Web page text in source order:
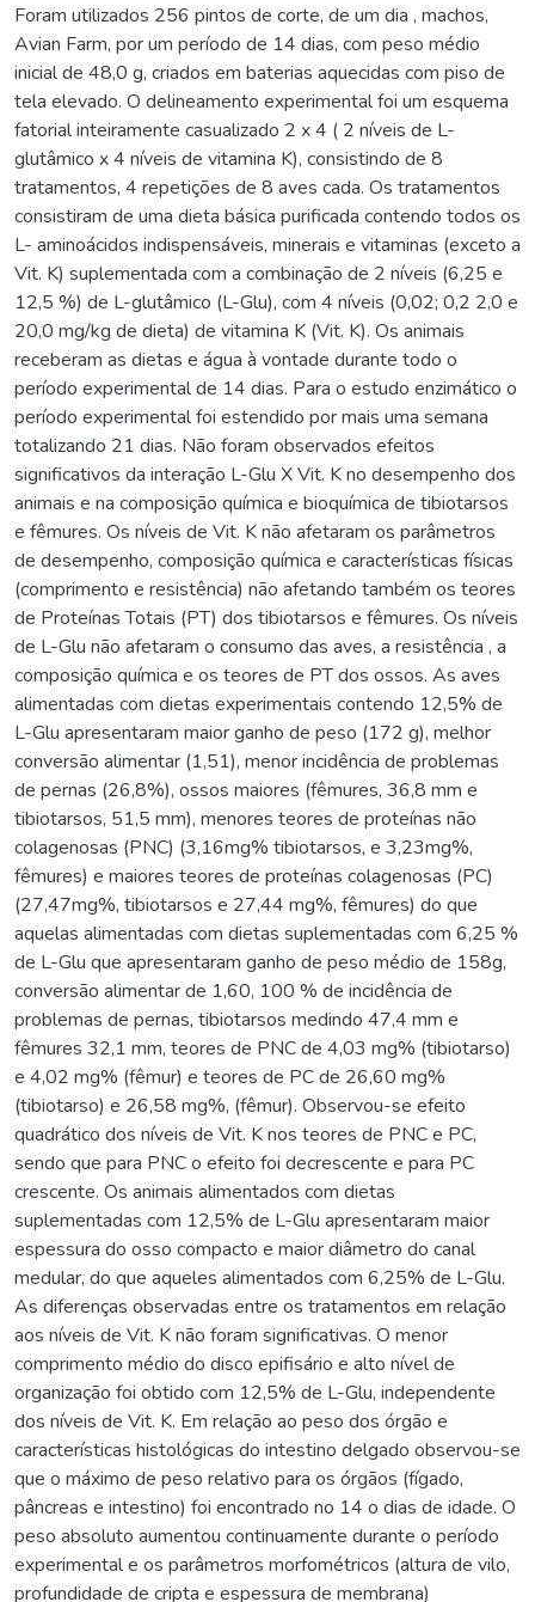
Foram utilizados 256 pintos de corte, de um dia , machos,
Avian Farm, por um período de 14 dias, com peso médio
inicial de 48,0 g, criados em baterias aquecidas com piso de
tela elevado. O delineamento experimental foi um esquema
fatorial inteiramente casualizado 2 x 4 ( 2 níveis de L-
glutâmico x 4 níveis de vitamina K), consistindo de 8
tratamentos, 4 repetições de 8 aves cada. Os tratamentos
consistiram de uma dieta básica purificada contendo todos os
L- aminoácidos indispensáveis, minerais e vitaminas (exceto a
Vit. K) suplementada com a combinação de 2 níveis (6,25 e
12,5 %) de L-glutâmico (L-Glu), com 4 níveis (0,02; 0,2 2,0 e
20,0 mg/kg de dieta) de vitamina K (Vit. K). Os animais
receberam as dietas e água à vontade durante todo o
período experimental de 14 dias. Para o estudo enzimático o
período experimental foi estendido por mais uma semana
totalizando 21 dias. Não foram observados efeitos
significativos da interação L-Glu X Vit. K no desempenho dos
animais e na composição química e bioquímica de tibiotarsos
e fêmures. Os níveis de Vit. K não afetaram os parâmetros
de desempenho, composição química e características físicas
(comprimento e resistência) não afetando também os teores
de Proteínas Totais (PT) dos tibiotarsos e fêmures. Os níveis
de L-Glu não afetaram o consumo das aves, a resistência , a
composição química e os teores de PT dos ossos. As aves
alimentadas com dietas experimentais contendo 12,5% de
L-Glu apresentaram maior ganho de peso (172 g), melhor
conversão alimentar (1,51), menor incidência de problemas
de pernas (26,8%), ossos maiores (fêmures, 36,8 mm e
tibiotarsos, 51,5 mm), menores teores de proteínas não
colagenosas (PNC) (3,16mg% tibiotarsos, e 3,23mg%,
fêmures) e maiores teores de proteínas colagenosas (PC)
(27,47mg%, tibiotarsos e 27,44 mg%, fêmures) do que
aquelas alimentadas com dietas suplementadas com 6,25 %
de L-Glu que apresentaram ganho de peso médio de 158g,
conversão alimentar de 1,60, 100 % de incidência de
problemas de pernas, tibiotarsos medindo 47,4 mm e
fêmures 32,1 mm, teores de PNC de 4,03 mg% (tibiotarso)
e 4,02 mg% (fêmur) e teores de PC de 26,60 mg%
(tibiotarso) e 26,58 mg%, (fêmur). Observou-se efeito
quadrático dos níveis de Vit. K nos teores de PNC e PC,
sendo que para PNC o efeito foi decrescente e para PC
crescente. Os animais alimentados com dietas
suplementadas com 12,5% de L-Glu apresentaram maior
espessura do osso compacto e maior diâmetro do canal
medular, do que aqueles alimentados com 6,25% de L-Glu.
As diferenças observadas entre os tratamentos em relação
aos níveis de Vit. K não foram significativas. O menor
comprimento médio do disco epifisário e alto nível de
organização foi obtido com 12,5% de L-Glu, independente
dos níveis de Vit. K. Em relação ao peso dos órgão e
características histológicas do intestino delgado observou-se
que o máximo de peso relativo para os órgãos (fígado,
pâncreas e intestino) foi encontrado no 14 o dias de idade. O
peso absoluto aumentou continuamente durante o período
experimental e os parâmetros morfométricos (altura de vilo,
profundidade de cripta e espessura de membrana)